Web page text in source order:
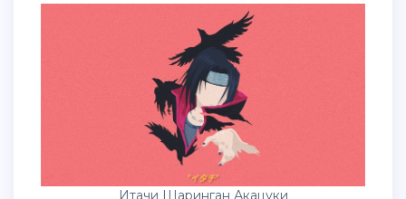
Итачи Шаринган Акацуки